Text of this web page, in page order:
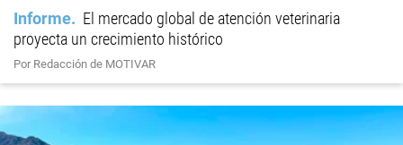
Informe
El mercado global de atención veterinaria
proyecta un crecimiento histórico
Por Redacción de MOTIVAR